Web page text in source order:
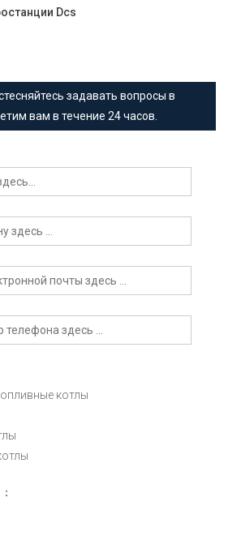
Dcs
задавать вопросы в
вам в течение 24 часов.
котлы